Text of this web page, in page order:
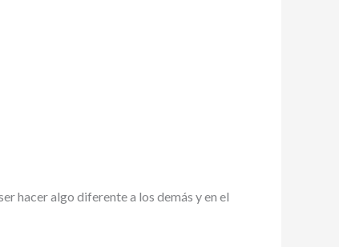
hacer algo diferente a los demás y en el